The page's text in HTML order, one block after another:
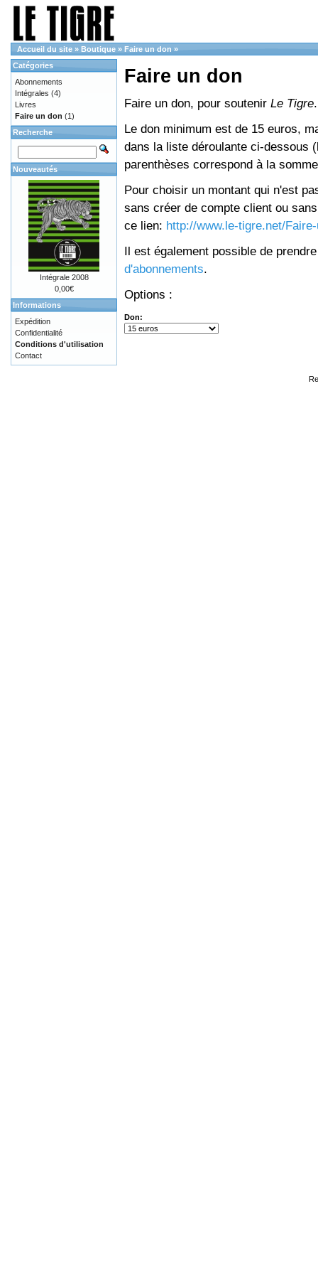
Accueil du site » Boutique » Faire un don »
Faire un don
Faire un don, pour soutenir Le Tigre.
Le don minimum est de 15 euros,
dans la liste déroulante ci-dessous
parenthèses correspond à la
Pour choisir un montant qui n'est
sans créer de compte client ou
ce lien: http://www.le-tigre.net/
Il est également possible de
d'abonnements.
Options :
Don:
Catégories
Abonnements
Intégrales (4)
Livres
Faire un don (1)
Recherche
Nouveautés
Intégrale 2008
0,00€
Informations
Expédition
Confidentialité
Conditions d'utilisation
Contact